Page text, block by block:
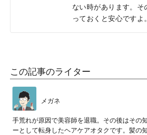
ない時があります。そ
っておくと安心ですよ。
この記事のライター
メガネ
手荒れが原因で美容師を退職。その後はその
ーとして転身したヘアケアオタクです。髪の